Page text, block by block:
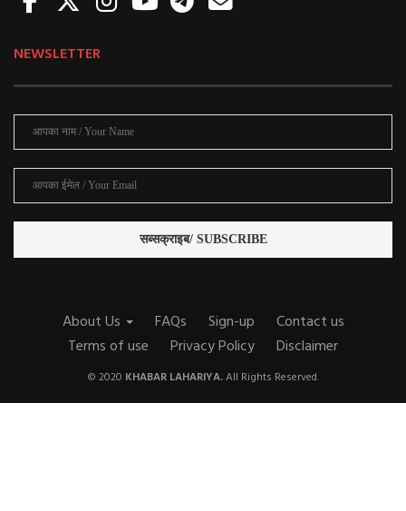
NEWSLETTER
About Us FAQs Sign-up
Contact us
Terms of use
Privacy Policy Disclaimer
© 2020 KHABAR LAHARIYA.All Rights Reserved.